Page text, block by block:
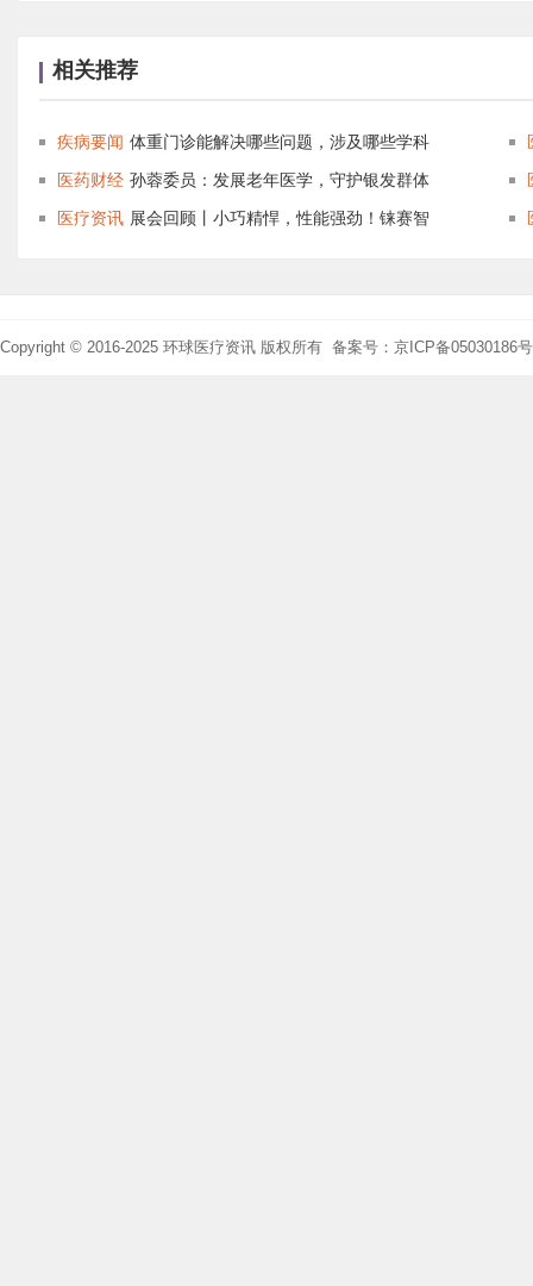
相关推荐
疾病要闻 体重门诊能解决哪些问题，涉及哪些学科
医药财经 孙蓉委员：发展老年医学，守护银发群体
医疗资讯 展会回顾丨小巧精悍，性能强劲！铼赛智
Copyright © 2016-2025 环球医疗资讯 版权所有 备案号：京ICP备05030186